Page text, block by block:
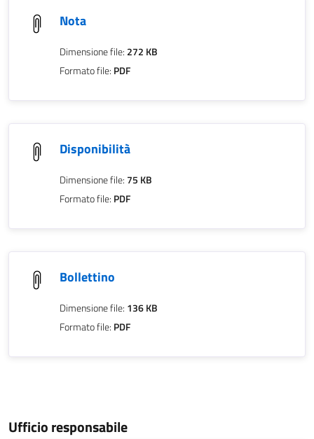
Nota
Dimensione file: 272 KB
Formato file: PDF
Disponibilità
Dimensione file: 75 KB
Formato file: PDF
Bollettino
Dimensione file: 136 KB
Formato file: PDF
Ufficio responsabile